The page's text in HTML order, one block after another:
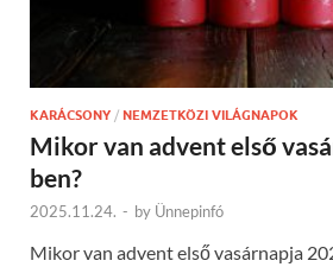
KARÁCSONY / NEMZETKÖZI VILÁGNAPOK
Mikor van advent első
ben?
2025.11.24. - by Ünnepinfó
Mikor van advent első vasárnapja